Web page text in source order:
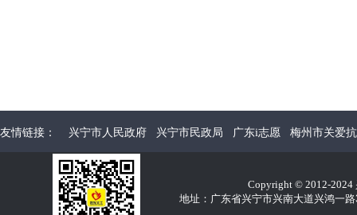
友情链接： 兴宁市人民政府 兴宁市民政局 广东i志愿 梅州市关爱
Copyright © 2012-
地址：广东省兴宁市兴南大道兴鸿一